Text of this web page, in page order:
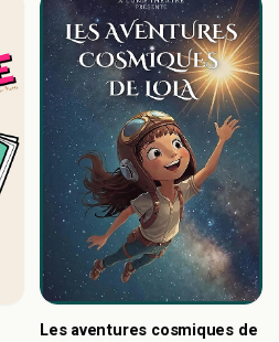
Les aventures cosmiques de